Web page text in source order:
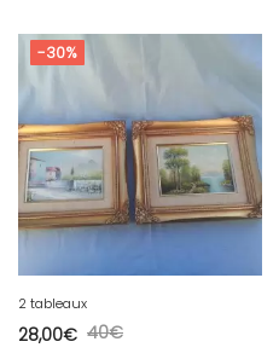
-30%
2 tableaux
40€
28,00€